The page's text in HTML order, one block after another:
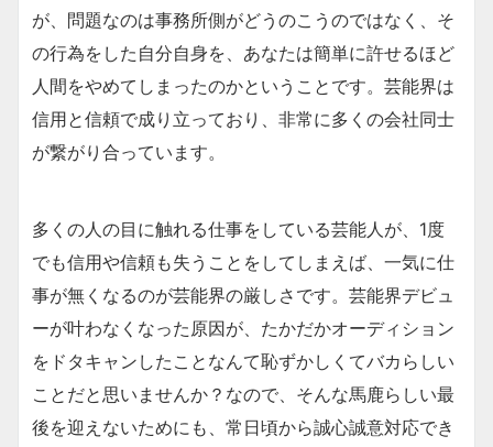
が、問題なのは事務所側がどうのこうのではなく、そ
の行為をした自分自身を、あなたは簡単に許せるほど
人間をやめてしまったのかということです。芸能界は
信用と信頼で成り立っており、非常に多くの会社同士
が繋がり合っています。
多くの人の目に触れる仕事をしている芸能人が、1度
でも信用や信頼も失うことをしてしまえば、一気に仕
事が無くなるのが芸能界の厳しさです。芸能界デビュ
ーが叶わなくなった原因が、たかだかオーディション
をドタキャンしたことなんて恥ずかしくてバカらしい
ことだと思いませんか？なので、そんな馬鹿らしい最
後を迎えないためにも、常日頃から誠心誠意対応でき